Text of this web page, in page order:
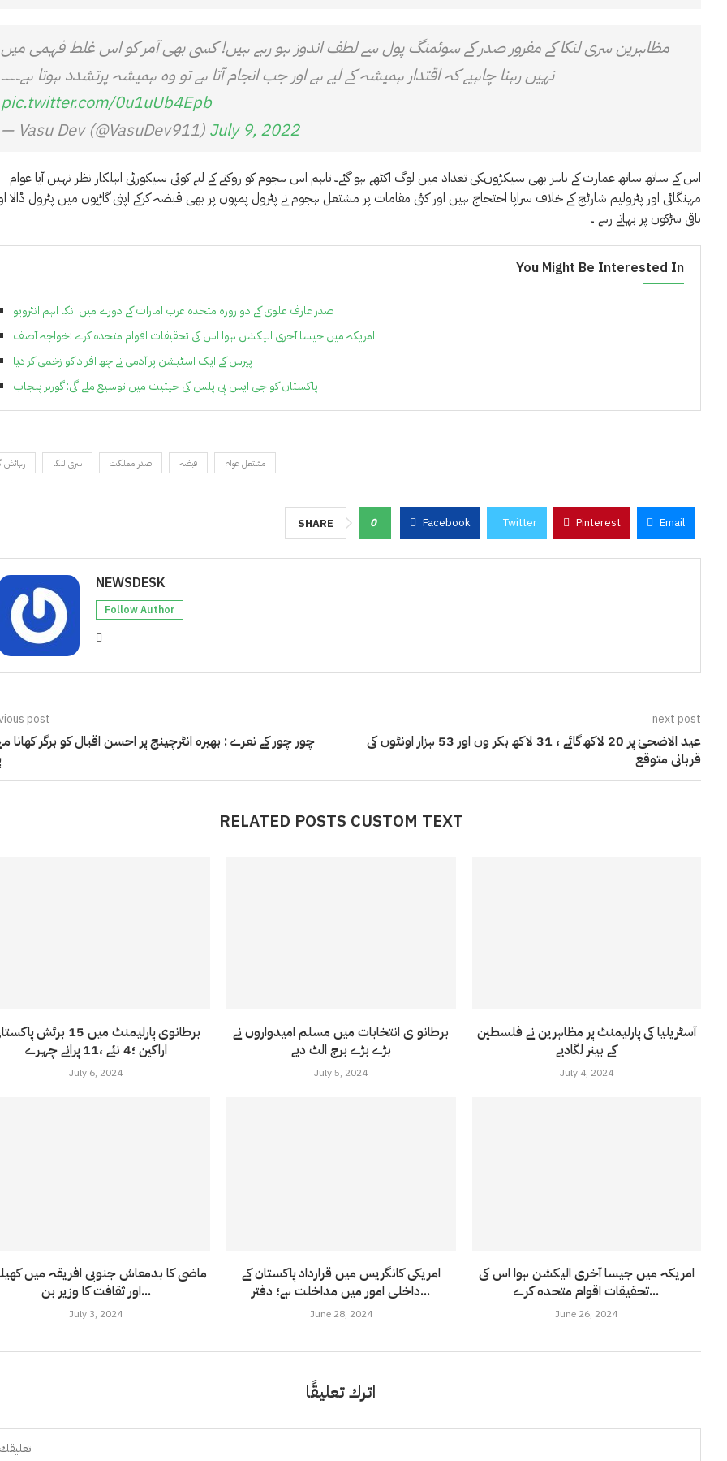
مظاہرین سری لنکا کے مفرور صدر کے سوئمنگ پول سے لطف اندوز ہو رہے ہیں! کسی بھی آمر کو اس غلط فہمی میں
نہیں رہنا چاہیے کہ اقتدار ہمیشہ کے لیے ہے اور جب انجام آتا ہے تو وہ ہمیشہ پرتشدد ہوتا ہے۔۔۔۔
pic.twitter.com/0u1uUb4Epb
— Vasu Dev (@VasuDev911) July 9, 2022
اس کے ساتھ ساتھ عمارت کے باہر بھی سیکڑوںکی تعداد میں لوگ اکٹھے ہو گئے۔ تاہم اس ہجوم کو روکنے کے لیے کوئی سیکورٹی اہلکار نظر نہیں آیا عوام
مہنگائی اور پٹرولیم شارٹج کے خلاف سراپا احتجاج ہیں اور کئی مقامات پر مشتعل ہجوم نے پٹرول پمپوں پر بھی قبضہ کرکے اپنی گاڑیوں میں پٹرول ڈالا
باقی سڑکوں پر بہاتے رہے ۔
You Might Be Interested In
صدر عارف علوی کے دو روزہ متحدہ عرب امارات کے دورے میں انکا اہم انٹرویو
امریکہ میں جیسا آخری الیکشن ہوا اس کی تحقیقات اقوام متحدہ کرے :خواجہ آصف
پیرس کے ایک اسٹیشن پر آدمی نے چھ افراد کو زخمی کر دیا
پاکستان کو جی ایس پی پلس کی حیثیت میں توسیع ملے گی: گورنر پنجاب
رہائش سری لنکا صدر مملکت قبضہ مشتعل عوام
SHARE 0 Facebook Twitter Pinterest Email
NEWSDESK
Follow Author
post
چور چور کے نعرے : بھیرہ انٹرچینج پر احسن اقبال کو برگر کھانا
next post
عید الاضحیٰ پر 20 لاکھ گائے ، 31 لاکھ بکر وں اور 53 ہزار اونٹوں کی
قربانی متوقع
RELATED POSTS CUSTOM TEXT
برطانوی پارلیمنٹ میں 15 برٹش
اراکین ؛4 نئے ،11 پرانے چہرے
July 6, 2024
برطانو ی انتخابات میں مسلم امیدواروں نے
بڑے بڑے برج الٹ دیے
July 5, 2024
آسٹریلیا کی پارلیمنٹ پر مظاہرین نے فلسطین
کے بینر لگادیے
July 4, 2024
ماضی کا بدمعاش جنوبی افریقہ میں
اور ثقافت کا وزیر بن...
July 3, 2024
امریکی کانگریس میں قرارداد پاکستان کے
داخلی امور میں مداخلت ہے؛ دفتر...
June 28, 2024
امریکہ میں جیسا آخری الیکشن ہوا اس کی
تحقیقات اقوام متحدہ کرے...
June 26, 2024
اترك تعليقًا